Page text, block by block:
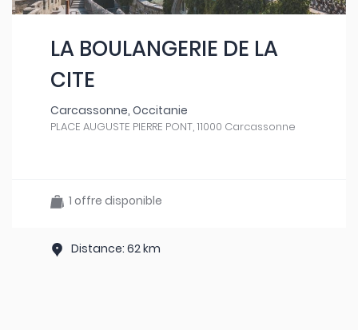
LA BOULANGERIE DE LA
CITE
Carcassonne, Occitanie
PLACE AUGUSTE PIERRE PONT, 11000 Carcassonne
1 offre disponible
Distance: 62 km